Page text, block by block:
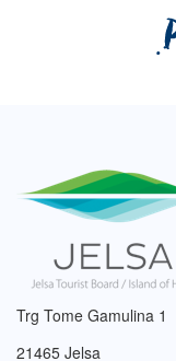
Trg Tome Gamulina 1
21465 Jelsa